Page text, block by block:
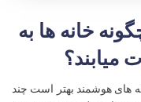
خانه ها به
های هوشمند بهتر است چند